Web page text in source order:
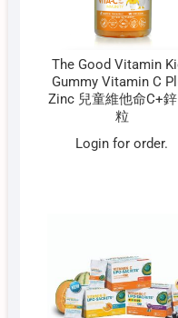
The Good Vitamin
Gummy Vitamin C
Zinc 兒童維他命C+
粒
Login for order.